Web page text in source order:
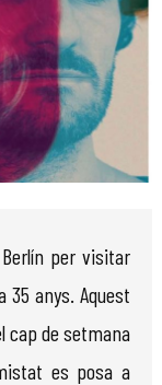
Berlín per visitar
35 anys. Aquest
cap de setmana
es posa a